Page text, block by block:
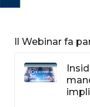
Il Webinar fa